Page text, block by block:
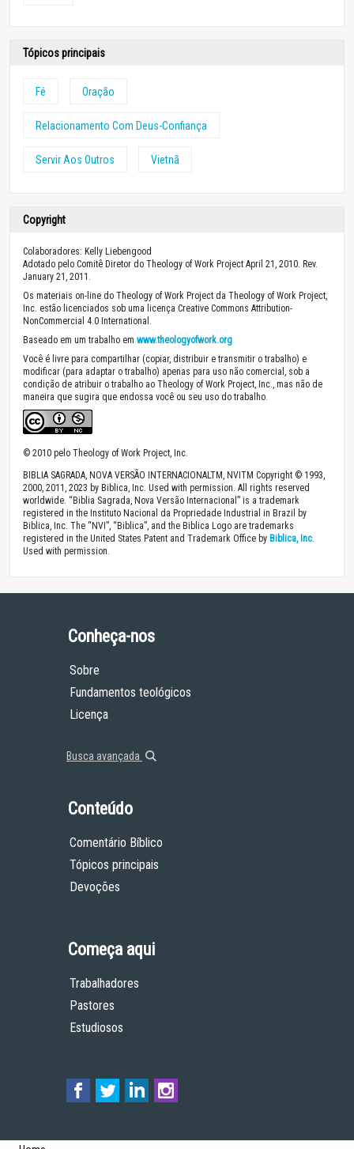
Tópicos principais
Fé Oração
Relacionamento Com Deus-Confiança
Servir Aos Outros Vietnã
Copyright
Colaboradores: Kelly Liebengood
Adotado pelo Comitê Diretor do Theology of Work Project April 21, 2010. Rev.
January 21, 2011.
Os materiais on-line do Theology of Work Project da Theology of Work Project,
Inc. estão licenciados sob uma licença Creative Commons Attribution-
NonCommercial 4.0 International.
Baseado em um trabalho em www.theologyofwork.org
Você é livre para compartilhar (copiar, distribuir e transmitir o trabalho) e
modificar (para adaptar o trabalho) apenas para uso não comercial, sob a
condição de atribuir o trabalho ao Theology of Work Project, Inc., mas não de
maneira que sugira que endossa você ou seu uso do trabalho.
© 2010 pelo Theology of Work Project, Inc.
BIBLIA SAGRADA, NOVA VERSÃO INTERNACIONALTM, NVITM Copyright © 1993,
2000, 2011, 2023 by Biblica, Inc. Used with permission. All rights reserved
worldwide. “Biblia Sagrada, Nova Versão Internacional” is a trademark
registered in the Instituto Nacional da Propriedade Industrial in Brazil by
Biblica, Inc. The “NVI”, “Biblica”, and the Biblica Logo are trademarks
registered in the United States Patent and Trademark Office by Biblica, Inc
Used with permission.
Conheça-nos
Sobre
Fundamentos teológicos
Licença
Busca avançada
Conteúdo
Comentário Bíblico
Tópicos principais
Devoções
Começa aqui
Trabalhadores
Pastores
Estudiosos